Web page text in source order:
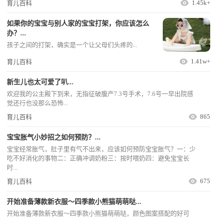
育儿百科 1.45k+
如果你的宝宝与别人家的宝宝打架，你应该怎么
办？...
孩子之间的打架，确实是一个让父母们头疼的...
育儿百科 1.41w+
新生儿也太可爱了叭...
欢迎我的公主殿下到来，无指征破腹产7.3号手术，7.6号一早出院感
觉还行也没那么恐怖...
育儿百科
865
宝宝胀气小妙招之如何预防？...
宝宝经常胀气，肚子里有气不出来，应该如何预防宝宝胀气？一：少
吃不好消化的事物二：正确冲调奶粉三：按时喂奶四：避免宝宝长
时...
育儿百科
675
开始准备薄款新衣服～四季款小熊猫萌萌哒...
开始准备薄款新衣服～四季款小熊猫萌萌哒，颜色图案搭配的好可